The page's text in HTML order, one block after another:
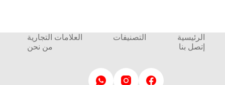
الرئيسية التصنيفات
العلامات التجارية
إتصل بنا
من نحن